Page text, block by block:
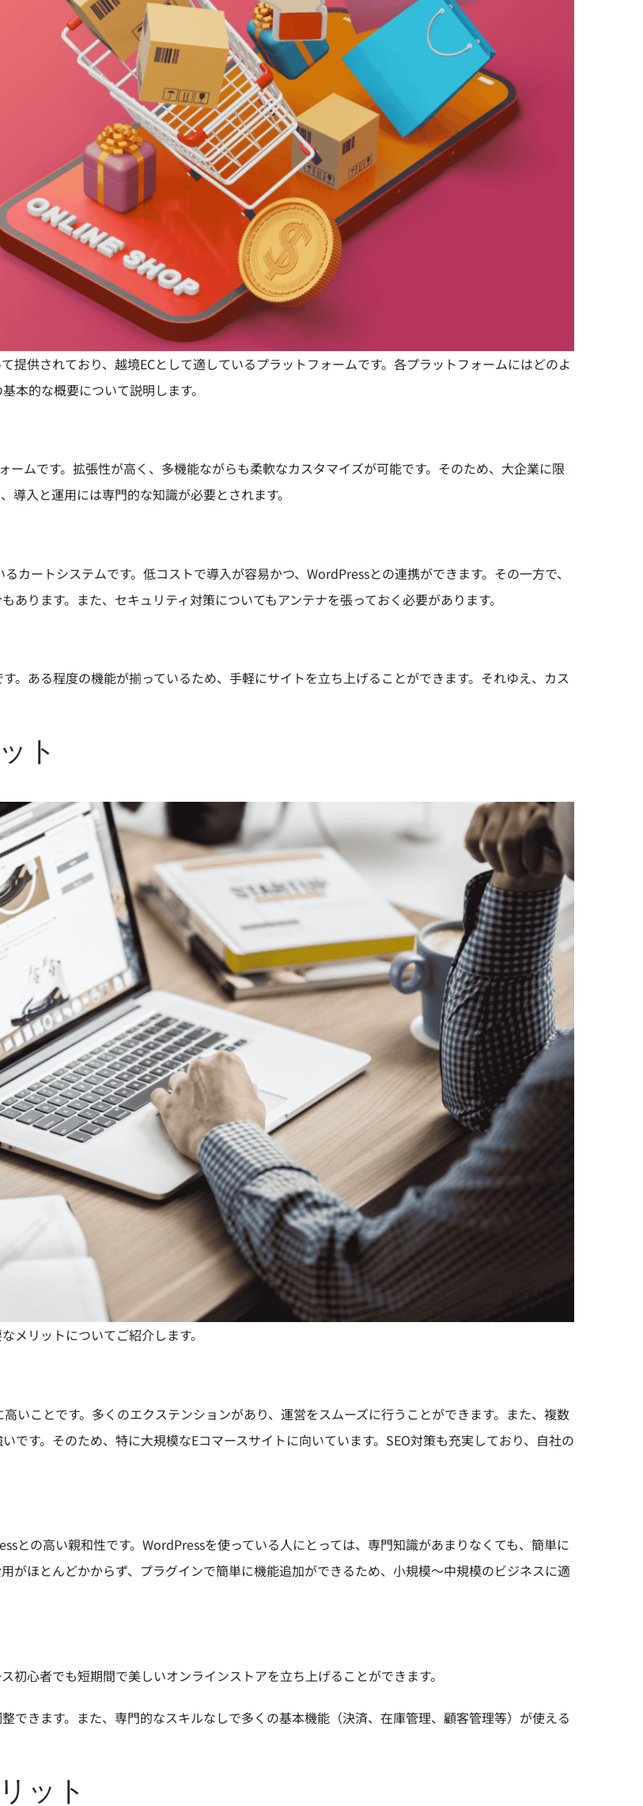
供されており、越境ECとして適しているプラットフォームです。各プラットフォームにはどのよ
本的な概要について説明します。
ムです。拡張性が高く、多機能ながらも柔軟なカスタマイズが可能です。そのため、大企業に限
導入と運用には専門的な知識が必要とされます。
ートシステムです。低コストで導入が容易かつ、WordPressとの連携ができます。その一方で、
ります。また、セキュリティ対策についてもアンテナを張っておく必要があります。
。ある程度の機能が揃っているため、手軽にサイトを立ち上げることができます。それゆえ、カス
ト
リットについてご紹介します。
いことです。多くのエクステンションがあり、運営をスムーズに行うことができます。また、複数
です。そのため、特に大規模なEコマースサイトに向いています。SEO対策も充実しており、自社の
との高い親和性です。WordPressを使っている人にとっては、専門知識があまりなくても、簡単に
がほとんどかからず、プラグインで簡単に機能追加ができるため、小規模〜中規模のビジネスに適
心者でも短期間で美しいオンラインストアを立ち上げることができます。
できます。また、専門的なスキルなしで多くの基本機能（決済、在庫管理、顧客管理等）が使える
ット